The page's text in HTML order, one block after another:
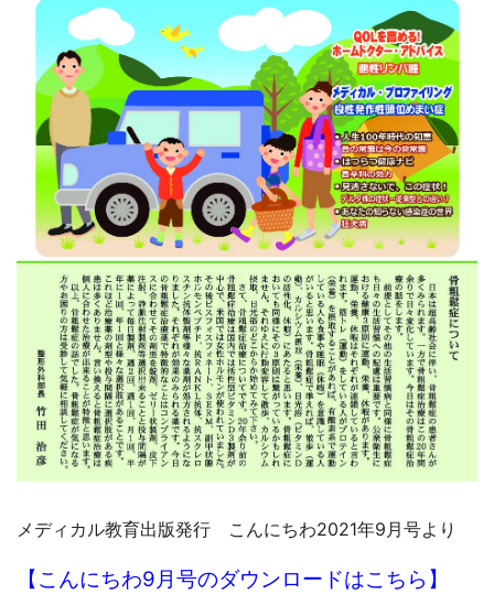
メディカル教育出版発行 こんにちわ2021年9月号より
【こんにちわ9月号のダウンロードはこちら】